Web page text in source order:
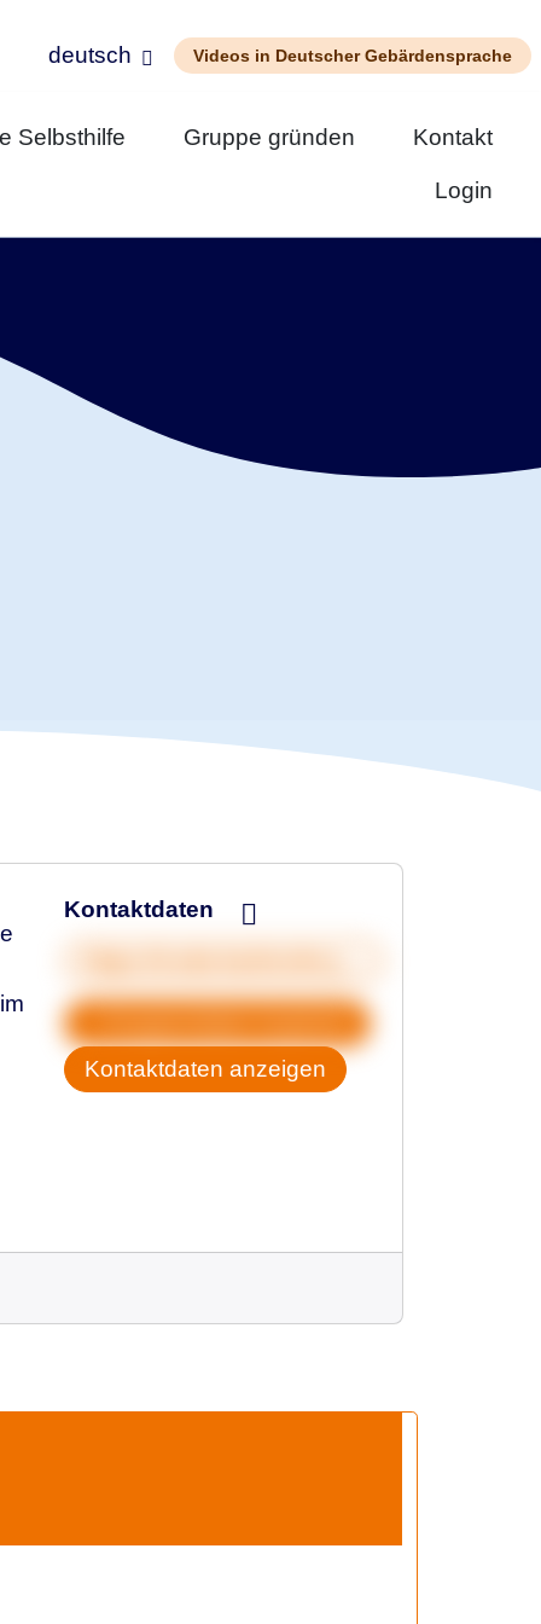
deutsch Videos in Deutscher Gebärdensprache
Selbsthilfe Gruppe gründen Kontakt
Login
Kontaktdaten
Kontaktdaten anzeigen